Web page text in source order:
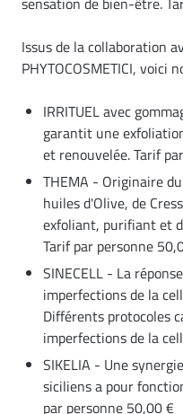
Issus de la collaboration
PHYTOCOSMETICI, voici
IRRITUEL avec
garantit une
et renouvelée. Tarif
THEMA - Originaire
huiles d'Olive, de
exfoliant, purifiant et
Tarif par personne
SINECELL - La
imperfections de la
Différents protocoles
imperfections de la
SIKELIA - Une
siciliens a pour
par personne 50,00 €